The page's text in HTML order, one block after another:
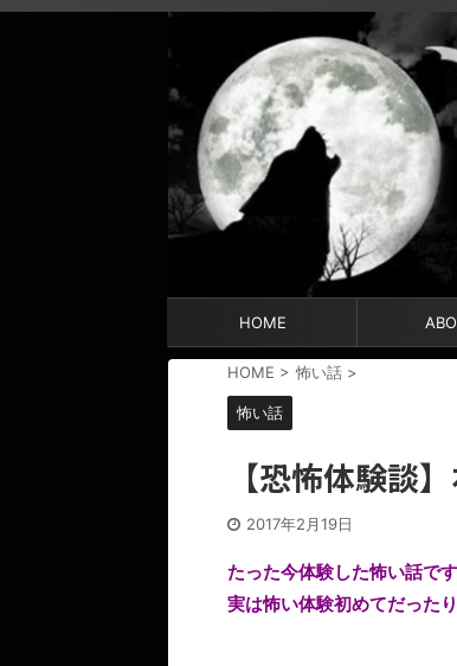
HOME
HOME > 怖い話 >
怖い話
【恐怖体験談
2017年2月19日
たった今体験した怖い話です
実は怖い体験初めてだったり